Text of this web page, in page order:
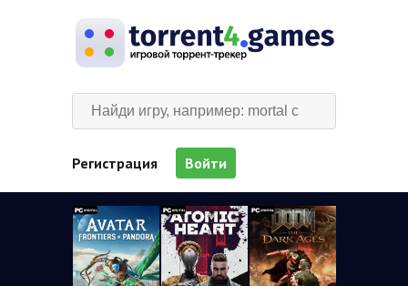
Регистрация Войти